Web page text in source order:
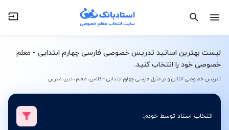
لیست بهترین اساتید تدریس خصوصی فارسی چهارم ابتدایی - معلم
خصوصی خود را انتخاب کنید.
تدریس خصوصی آنلاین و در منزل فارسی چهارم ابتدایی - کلاس، معلم، دبیر، مدرس
انتخاب استاد توسط خودم:
فارسی چهارم ابتدایی